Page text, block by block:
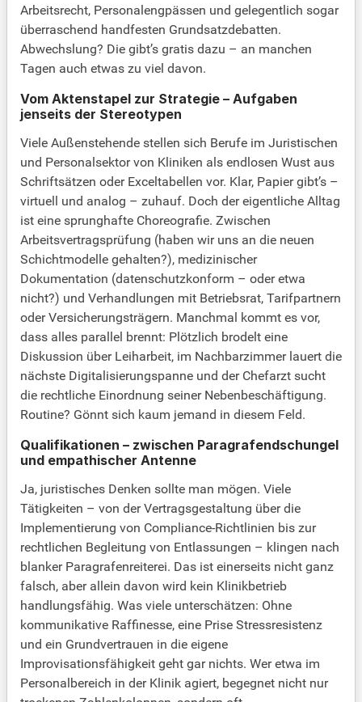
Arbeitsrecht, Personalengpässen und gelegentlich sogar
überraschend handfesten Grundsatzdebatten.
Abwechslung? Die gibt’s gratis dazu – an manchen
Tagen auch etwas zu viel davon.
Vom Aktenstapel zur Strategie – Aufgaben
jenseits der Stereotypen
Viele Außenstehende stellen sich Berufe im Juristischen
und Personalsektor von Kliniken als endlosen Wust aus
Schriftsätzen oder Exceltabellen vor. Klar, Papier gibt’s –
virtuell und analog – zuhauf. Doch der eigentliche Alltag
ist eine sprunghafte Choreografie. Zwischen
Arbeitsvertragsprüfung (haben wir uns an die neuen
Schichtmodelle gehalten?), medizinischer
Dokumentation (datenschutzkonform – oder etwa
nicht?) und Verhandlungen mit Betriebsrat, Tarifpartnern
oder Versicherungsträgern. Manchmal kommt es vor,
dass alles parallel brennt: Plötzlich brodelt eine
Diskussion über Leiharbeit, im Nachbarzimmer lauert die
nächste Digitalisierungspanne und der Chefarzt sucht
die rechtliche Einordnung seiner Nebenbeschäftigung.
Routine? Gönnt sich kaum jemand in diesem Feld.
Qualifikationen – zwischen Paragrafendschungel
und empathischer Antenne
Ja, juristisches Denken sollte man mögen. Viele
Tätigkeiten – von der Vertragsgestaltung über die
Implementierung von Compliance-Richtlinien bis zur
rechtlichen Begleitung von Entlassungen – klingen nach
blanker Paragrafenreiterei. Das ist einerseits nicht ganz
falsch, aber allein davon wird kein Klinikbetrieb
handlungsfähig. Was viele unterschätzen: Ohne
kommunikative Raffinesse, eine Prise Stressresistenz
und ein Grundvertrauen in die eigene
Improvisationsfähigkeit geht gar nichts. Wer etwa im
Personalbereich in der Klinik agiert, begegnet nicht nur